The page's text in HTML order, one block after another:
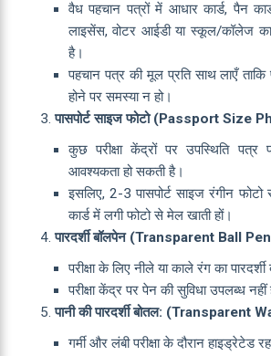
वैध पहचान पत्रों में आधार कार्ड, पैन
लाइसेंस, वोटर आईडी या स्कूल/कॉलेज का
है।
पहचान पत्र की मूल प्रति साथ लाएँ ताकि
होने पर समस्या न हो।
पासपोर्ट साइज फोटो (Passport Size
कुछ परीक्षा केंद्रों पर उपस्थिति पत्र
आवश्यकता हो सकती है।
इसलिए, 2-3 पासपोर्ट साइज रंगीन
कार्ड में लगी फोटो से मेल खाती हों।
पारदर्शी बॉलपेन (Transparent Ball
परीक्षा के लिए नीले या काले रंग का
परीक्षा केंद्र पर पेन की सुविधा उपलब्ध
पानी की पारदर्शी बोतल: (Transparent
गर्मी और लंबी परीक्षा के दौरान हाइड्रेटेड